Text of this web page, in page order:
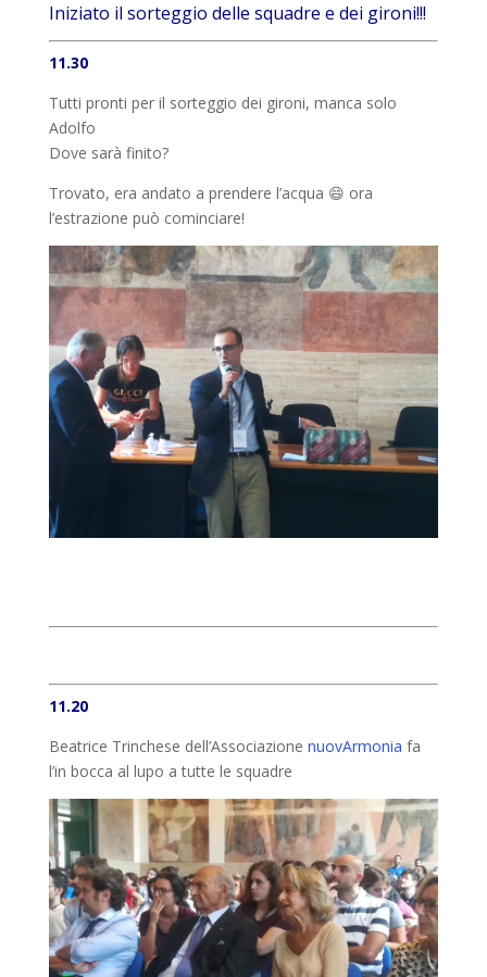
Iniziato il sorteggio delle squadre e dei gironi!!!
11.30
Tutti pronti per il sorteggio dei gironi, manca solo
Adolfo
Dove sarà finito?
Trovato, era andato a prendere l’acqua 😄 ora
l’estrazione può cominciare!
11.20
Beatrice Trinchese dell’Associazione nuovArmonia fa
l’in bocca al lupo a tutte le squadre